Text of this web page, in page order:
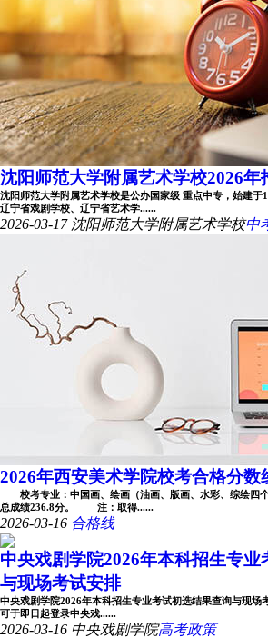
沈阳师范大学附属艺术学校2026年
沈阳师范大学附属艺术学校是公办国家级 重点中专，始建于
辽宁省戏剧学校、辽宁省艺术学......
2026-03-17 沈阳师范大学附属艺术学校中
2026年西安美术学院校考合格分数
校考专业：中国画、绘画（油画、版画、水彩、综绘
总成绩236.8分。 注：取得......
2026-03-16 合格线
中央戏剧学院2026年本科招生专业
与现场考试安排
中央戏剧学院2026年本科招生专业考试初选结果查询与现场
可于即日起登录中央戏......
2026-03-16 中央戏剧学院高考政策